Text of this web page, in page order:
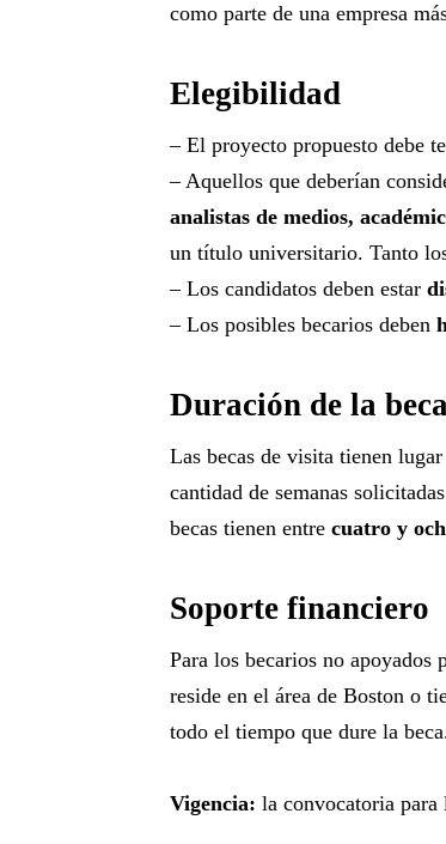
como parte de una empresa
Elegibilidad
– El proyecto propuesto debe
– Aquellos que deberían
analistas de medios,
un título universitario. Tanto
– Los candidatos deben estar
– Los posibles becarios deben
Duración de la beca
Las becas de visita tienen
cantidad de semanas
becas tienen entre cuatro y
Soporte financiero
Para los becarios no apoyados
reside en el área de Boston o
todo el tiempo que dure la
Vigencia: la convocatoria para